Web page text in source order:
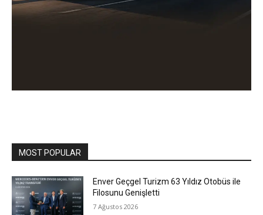
MOST POPULAR
Enver Geçgel Turizm 63 Yıldız Otobüs ile
Filosunu Genişletti
7 Ağustos 2026